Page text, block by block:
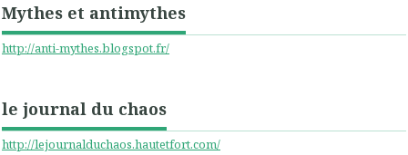
Mythes et antimythes
http://anti-mythes.blogspot.fr/
le journal du chaos
http://lejournalduchaos.hautetfort.com/